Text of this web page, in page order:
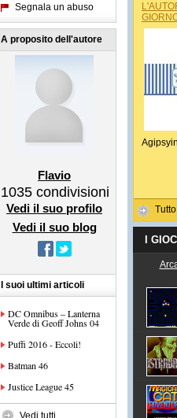
Segnala un abuso
A proposito dell'autore
Flavio
1035 condivisioni
Vedi il suo profilo
Vedi il suo blog
I suoi ultimi articoli
DC Omnibus – Lanterna
Verde di Geoff Johns 04
Puffi 2016 - Eccoli!
Batman 46
Justice League 45
Vedi tutti
I